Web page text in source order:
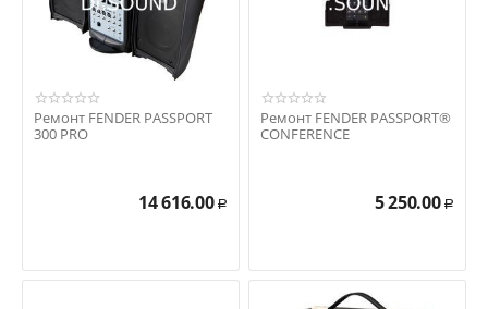
Ремонт FENDER PASSPORT
300 PRO
14 616.00 Р
Ремонт FENDER PASSPORT®
CONFERENCE
5 250.00 Р